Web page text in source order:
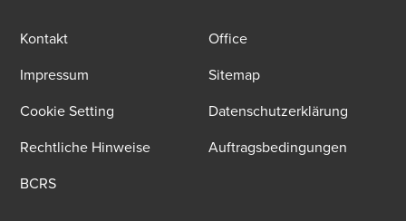
Kontakt
Office
Impressum
Sitemap
Cookie Setting
Datenschutzerklärung
Rechtliche Hinweise
Auftragsbedingungen
BCRS